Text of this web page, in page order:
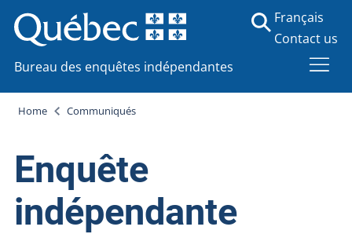
Bureau des enquêtes indépendantes
Français
Contact us
Home Communiqués
Enquête
indépendante